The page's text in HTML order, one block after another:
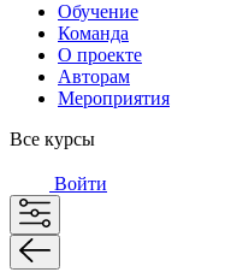
Обучение
Команда
О проекте
Авторам
Мероприятия
Все курсы
Войти